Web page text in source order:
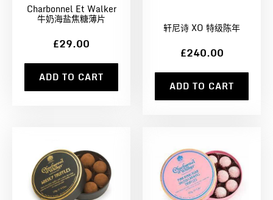
Charbonnel Et Walker
牛奶海盐焦糖薄片
£29.00
ADD TO CART
轩尼诗 XO 特级陈年
£240.00
ADD TO CART